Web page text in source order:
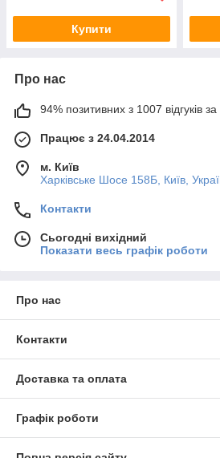
Купити
Про нас
94% позитивних з 1007 відгуків за
Працює з 24.04.2014
м. Київ
Харківське Шосе 158Б, Київ,
Контакти
Сьогодні вихідний
Показати весь графік роботи
Про нас
Контакти
Доставка та оплата
Графік роботи